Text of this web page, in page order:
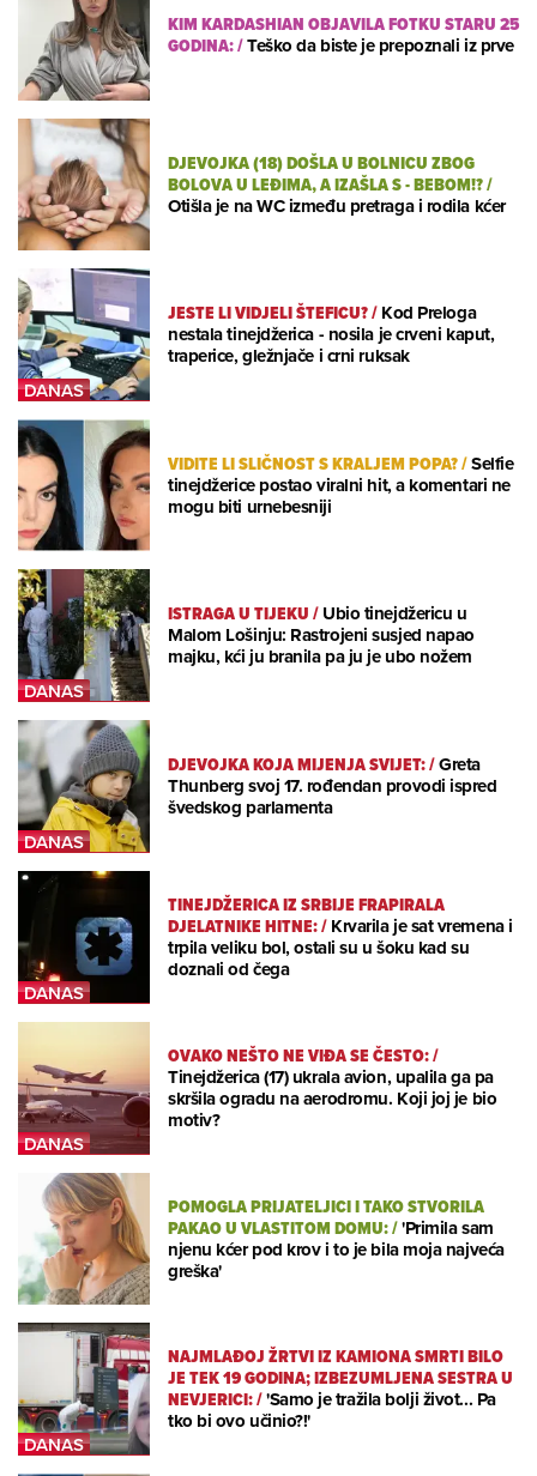
KIM KARDASHIAN OBJAVILA FOTKU STARU 25
GODINA:/Teško da biste je prepoznali iz prve
DJEVOJKA (18) DOŠLA U BOLNICU ZBOG
BOLOVA U LEĐIMA, A IZAŠLA S - BEBOM!?/
Otišla je na WC između pretraga i rodila kćer
JESTE LI VIDJELI ŠTEFICU?/Kod Preloga
nestala tinejdžerica - nosila je crveni kaput,
traperice, gležnjače i crni ruksak
VIDITE LI SLIČNOST S KRALJEM POPA?/Selfie
tinejdžerice postao viralni hit, a komentari ne
mogu biti urnebesniji
ISTRAGA U TIJEKU/Ubio tinejdžericu u
Malom Lošinju: Rastrojeni susjed napao
majku, kći ju branila pa ju je ubo nožem
DJEVOJKA KOJA MIJENJA SVIJET:/Greta
Thunberg svoj 17. rođendan provodi ispred
švedskog parlamenta
TINEJDŽERICA IZ SRBIJE FRAPIRALA
DJELATNIKE HITNE:/Krvarila je sat vremena i
trpila veliku bol, ostali su u šoku kad su
doznali od čega
OVAKO NEŠTO NE VIĐA SE ČESTO:/
Tinejdžerica (17) ukrala avion, upalila ga pa
skršila ogradu na aerodromu. Koji joj je bio
motiv?
POMOGLA PRIJATELJICI I TAKO STVORILA
PAKAO U VLASTITOM DOMU:/'Primila sam
njenu kćer pod krov i to je bila moja najveća
greška'
NAJMLAĐOJ ŽRTVI IZ KAMIONA SMRTI BILO
JE TEK 19 GODINA; IZBEZUMLJENA SESTRA U
NEVJERICI:/'Samo je tražila bolji život... Pa
tko bi ovo učinio?!'